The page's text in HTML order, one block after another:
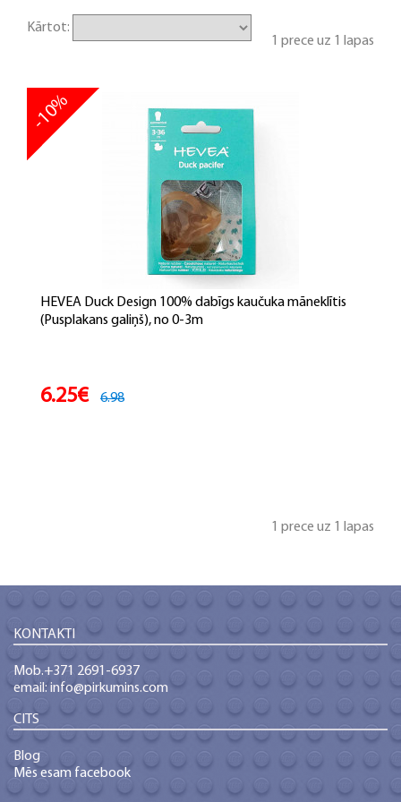
Kārtot:
1 prece uz 1 lapas
HEVEA Duck Design 100% dabīgs kaučuka māneklītis
(Pusplakans galiņš), no 0-3m
-10%
6.25€ 6.98
1 prece uz 1 lapas
KONTAKTI
Mob.+371 2691-6937
email: info@pirkumins.com
CITS
Blog
Mēs esam facebook